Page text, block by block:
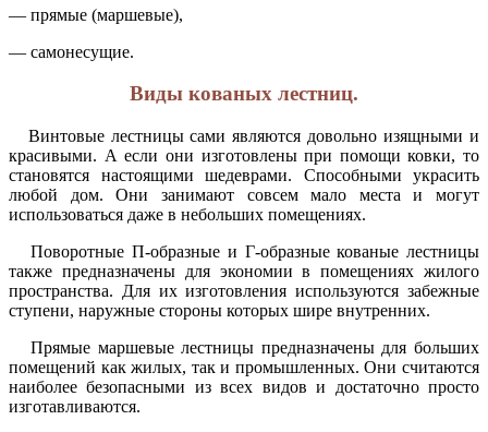
— прямые (маршевые),
— самонесущие.
Виды кованых лестниц.
Винтовые лестницы сами являются довольно изящными и
красивыми. А если они изготовлены при помощи ковки, то
становятся настоящими шедеврами. Способными украсить
любой дом. Они занимают совсем мало места и могут
использоваться даже в небольших помещениях.
Поворотные П-образные и Г-образные кованые лестницы
также предназначены для экономии в помещениях жилого
пространства. Для их изготовления используются забежные
ступени, наружные стороны которых шире внутренних.
Прямые маршевые лестницы предназначены для больших
помещений как жилых, так и промышленных. Они считаются
наиболее безопасными из всех видов и достаточно просто
изготавливаются.